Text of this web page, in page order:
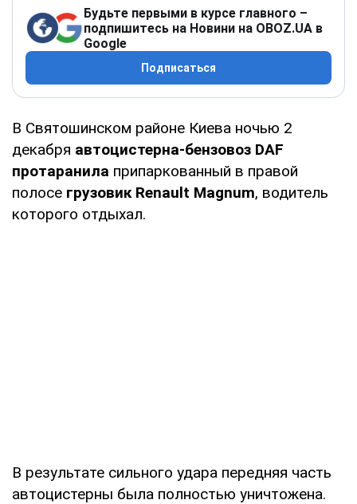
Будьте первыми в курсе главного –
подпишитесь на Новини на OBOZ.UA в
Google
Подписаться
В Святошинском районе Киева ночью 2
декабря автоцистерна-бензовоз DAF
протаранила припаркованный в правой
полосе грузовик Renault Magnum, водитель
которого отдыхал.
В результате сильного удара передняя часть
автоцистерны была полностью уничтожена.